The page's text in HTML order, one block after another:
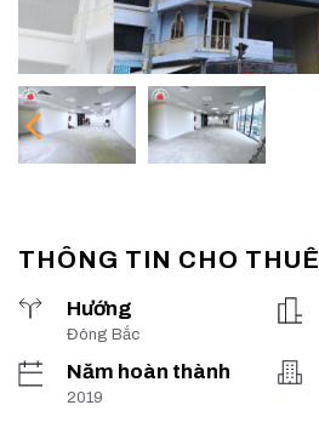
THÔNG TIN CHO THUÊ
Hướng
Đông Bắc
Năm hoàn thành
2019